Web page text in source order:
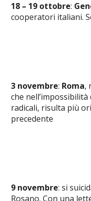
18 – 19 ottobre:
cooperatori italiani.
3 novembre: Roma,
che
radicali, risulta più
precedente
9 novembre: si
Rosano. Con una